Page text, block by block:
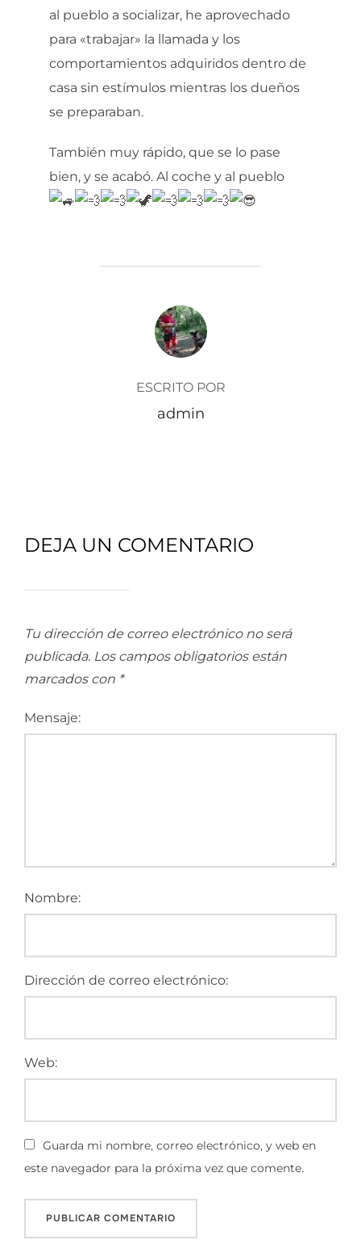
al pueblo a socializar, he aprovechado
para «trabajar» la llamada y los
comportamientos adquiridos dentro de
casa sin estímulos mientras los dueños
se preparaban.
También muy rápido,que se lo pase
bien, y se acabó. Al coche y al pueblo
AUTOR DE LA ENTRADA
ESCRITO POR
admin
DEJA UN COMENTARIO
Tu dirección de correo electrónico no será
publicada. Los campos obligatorios están
marcados con *
Mensaje:
Nombre:
Dirección de correo electrónico:
Web:
Guarda mi nombre, correo electrónico, y web en
este navegador para la próxima vez que comente.